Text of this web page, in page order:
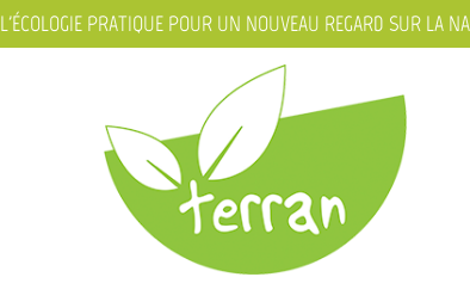
L'ÉCOLOGIE PRATIQUE POUR UN NOUVEAU REGARD SUR LA